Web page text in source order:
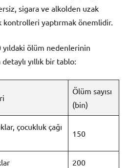
sigara ve alkolden uzak
kontrolleri yaptırmak önemlidir.
yıldaki ölüm nedenlerinin
yıllık bir tablo:
Ölüm sayısı
(bin)
çocukluk çağı
150
200